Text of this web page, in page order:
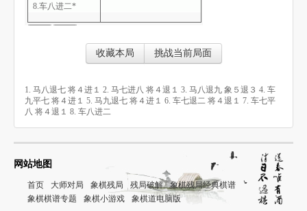
8.车八进二*
收藏本局 挑战当前局面
1. 马八退七 将４进１ 2. 马七进八 将４退１ 3. 马八退九 象５退３ 4. 车
九平七 将４进１ 5. 马九退七 将４进１ 6. 车七退二 将４退１ 7. 车七平
八 将４退１ 8. 车八进二
网站地图
首页 大师对局 象棋残局 残局破解
象棋残局经典棋谱
象棋棋谱专题
象棋小游戏 象棋道电脑版